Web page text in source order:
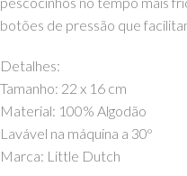
botões de pressão que
Detalhes:
Tamanho: 22 x 16 cm
Material: 100% Algodão
Lavável na máquina a 30º
Marca: Little Dutch